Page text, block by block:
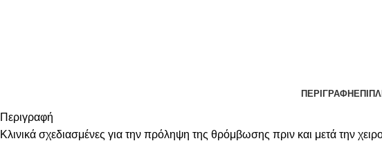
ΠΕΡΙΓΡΑΦΉ
Περιγραφή
Κλινικά σχεδιασμένες για την πρόληψη της θρόμβωσης πριν και μετά την